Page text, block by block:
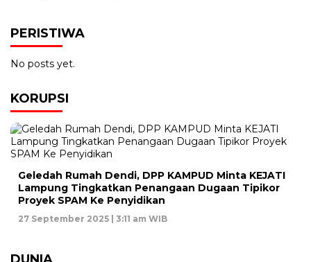
PERISTIWA
No posts yet.
KORUPSI
Geledah Rumah Dendi, DPP KAMPUD Minta KEJATI
Lampung Tingkatkan Penangaan Dugaan Tipikor
Proyek SPAM Ke Penyidikan
27 September 2025 | 3:11 am WIB